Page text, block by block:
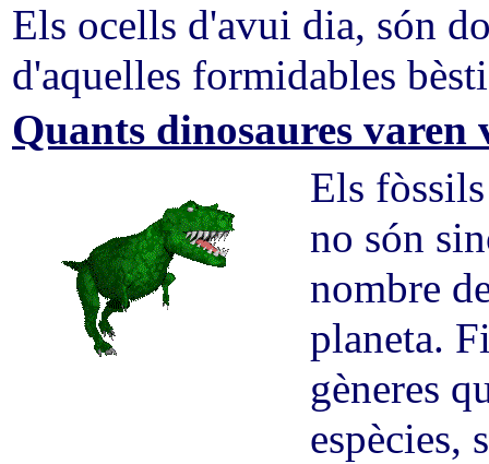
Els ocells d'avui dia, són
d'aquelles formidables
Quants dinosaures
Els
no són
nombre
planeta.
gèneres
espècies,